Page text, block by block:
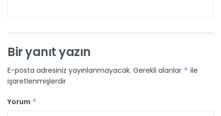
Bir yanıt yazın
E-posta adresiniz yayınlanmayacak. Gerekli alanlar * ile
işaretlenmişlerdir
Yorum *